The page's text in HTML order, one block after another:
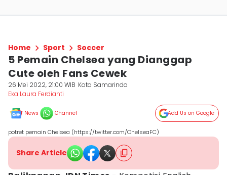
Home Sport Soccer
5 Pemain Chelsea yang Dianggap
Cute oleh Fans Cewek
26 Mei 2022, 21:00 WIB Kota Samarinda
Eka Laura Ferdianti
News Channel Add Us on Google
potret pemain Chelsea (https://twitter.com/ChelseaFC)
Share Article